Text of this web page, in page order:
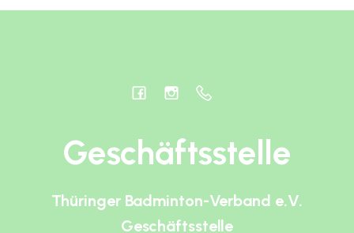
Geschäftsstelle
Thüringer Badminton-Verband e.V.
Geschäftsstelle